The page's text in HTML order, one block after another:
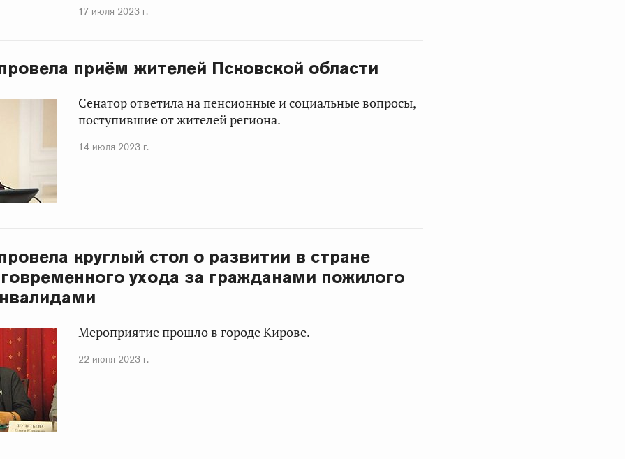
17 июля 2023 г.
приём жителей Псковской области
Сенатор ответила на пенсионные и социальные вопросы,
поступившие от жителей региона.
14 июля 2023 г.
круглый стол о развитии в стране
ухода за гражданами пожилого
Мероприятие прошло в городе Кирове.
22 июня 2023 г.